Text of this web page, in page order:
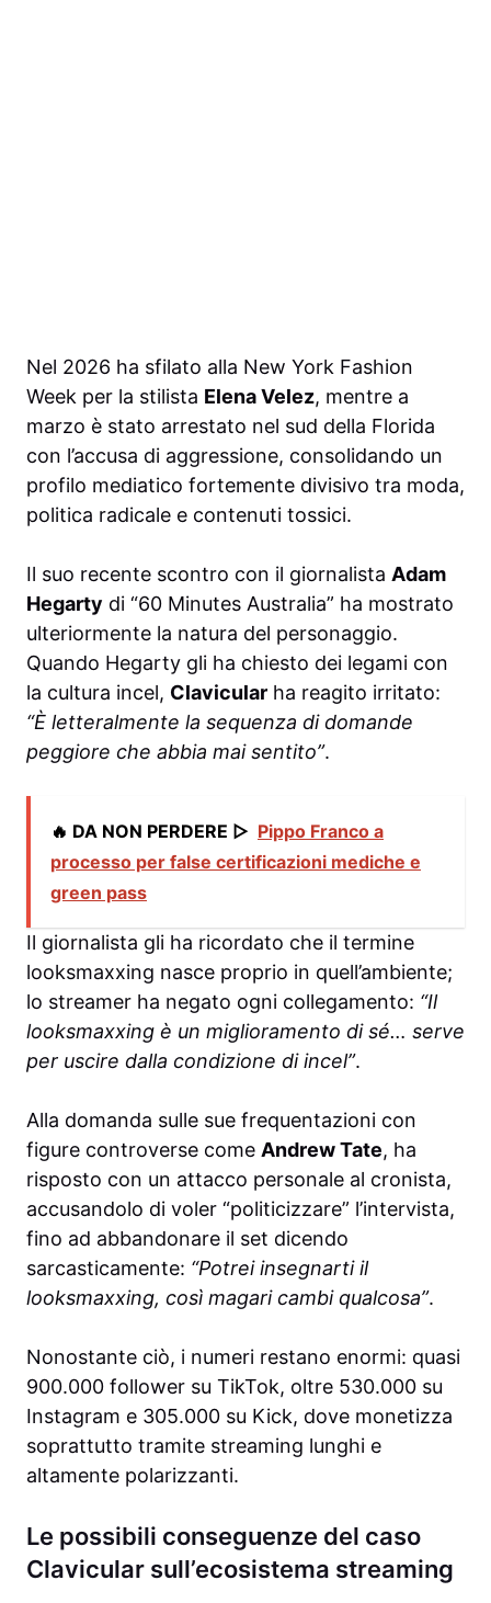
Nel 2026 ha sfilato alla New York Fashion
Week per la stilista Elena Velez, mentre a
marzo è stato arrestato nel sud della Florida
con l’accusa di aggressione, consolidando un
profilo mediatico fortemente divisivo tra moda,
politica radicale e contenuti tossici.
Il suo recente scontro con il giornalista Adam
Hegarty di “60 Minutes Australia” ha mostrato
ulteriormente la natura del personaggio.
Quando Hegarty gli ha chiesto dei legami con
la cultura incel, Clavicular ha reagito irritato:
“È letteralmente la sequenza di domande
peggiore che abbia mai sentito”.
🔥 DA NON PERDERE ▷ Pippo Franco a
processo per false certificazioni mediche e
green pass
Il giornalista gli ha ricordato che il termine
looksmaxxing nasce proprio in quell’ambiente;
lo streamer ha negato ogni collegamento: “Il
looksmaxxing è un miglioramento di sé… serve
per uscire dalla condizione di incel”.
Alla domanda sulle sue frequentazioni con
figure controverse come Andrew Tate, ha
risposto con un attacco personale al cronista,
accusandolo di voler “politicizzare” l’intervista,
fino ad abbandonare il set dicendo
sarcasticamente: “Potrei insegnarti il
looksmaxxing, così magari cambi qualcosa”.
Nonostante ciò, i numeri restano enormi: quasi
900.000 follower su TikTok, oltre 530.000 su
Instagram e 305.000 su Kick, dove monetizza
soprattutto tramite streaming lunghi e
altamente polarizzanti.
Le possibili conseguenze del caso
Clavicular sull’ecosistema streaming